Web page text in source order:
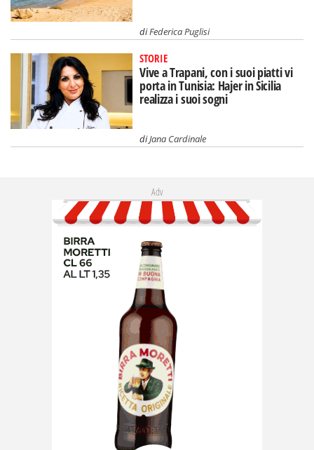
diFederica Puglisi
STORIE
Vive a Trapani, con i suoi piatti vi
porta in Tunisia: Hajer in Sicilia
realizza i suoi sogni
diJana Cardinale
Adv